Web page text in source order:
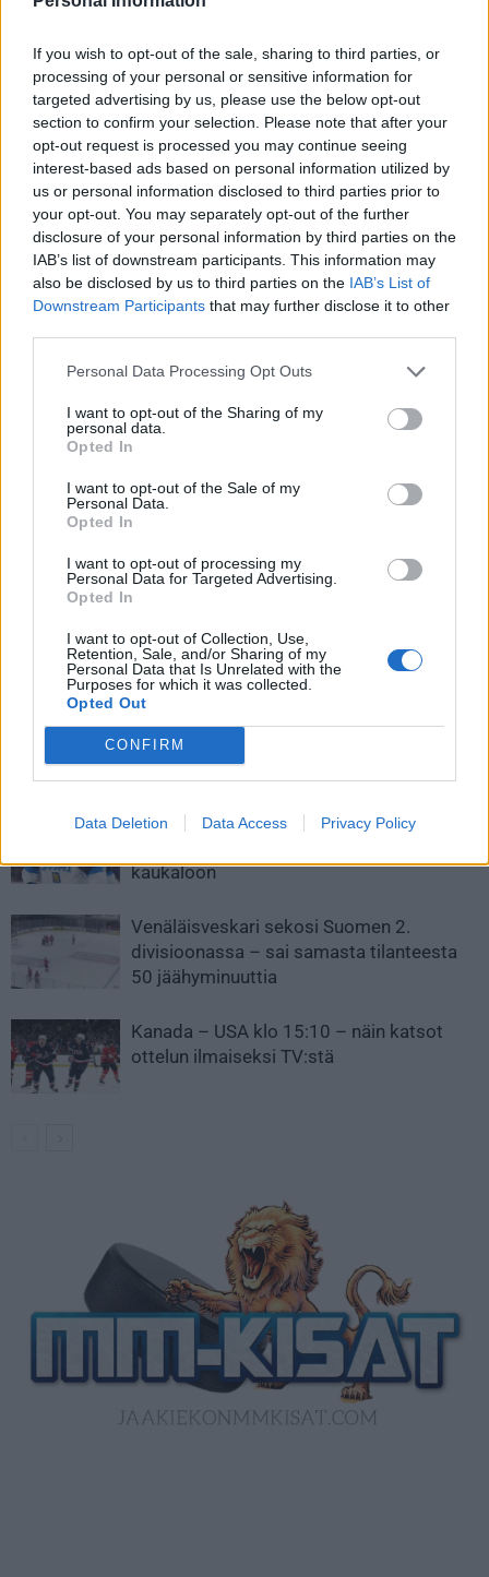
If you wish to opt-out of the sale, sharing to third parties, or
processing of your personal or sensitive information for
targeted advertising by us, please use the below opt-out
section to confirm your selection. Please note that after your
opt-out request is processed you may continue seeing
interest-based ads based on personal information utilized by
us or personal information disclosed to third parties prior to
your opt-out. You may separately opt-out of the further
disclosure of your personal information by third parties on the
IAB’s list of downstream participants. This information may
also be disclosed by us to third parties on the IAB’s List of
Downstream Participants that may further disclose it to other
Personal Data Processing Opt Outs
I want to opt-out of the Sharing of my
personal data.
Opted In
I want to opt-out of the Sale of my
Personal Data.
Opted In
I want to opt-out of processing my
Personal Data for Targeted Advertising.
Opted In
I want to opt-out of Collection, Use,
Retention, Sale, and/or Sharing of my
Personal Data that Is Unrelated with the
Purposes for which it was collected.
Opted Out
CONFIRM
Data Deletion Data Access Privacy Policy
ZACHA-KREJCI-PASTRNAK
HALL-COYLE-PULJUJARVI
— Ian McLaren (@iancmclaren) January 17, 2023
Jos twiitti ei näy laitteellasi voit katsoa sen suoraanTwitteristä
https://twitter.com/Bmarch63/status/161551866566696960
Edellinen artikkeli
päähän – törkeä taklaus vai
upea teatterisuoritus?
Jaromir Jagr tarjoili – toinen
konkari kiitti ja viimeisteli
LIITTYVÄT ARTIKKELIT LISÄÄ TEKIJÄLTÄ
Leijonat julkisti ketjut Sveitsi-peliin –
kaukaloon
Venäläisveskari sekosi Suomen 2.
divisioonassa – sai samasta tilanteesta
50 jäähyminuuttia
Kanada – USA klo 15:10 – näin katsot
ottelun ilmaiseksi TV:stä